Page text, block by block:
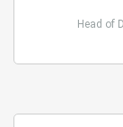
Head of